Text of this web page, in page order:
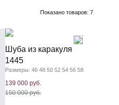
Показано товаров: 7
Шуба из каракуля
1445
Размеры: 46 48 50 52 54 56 58
139 000 руб.
150 000 руб.